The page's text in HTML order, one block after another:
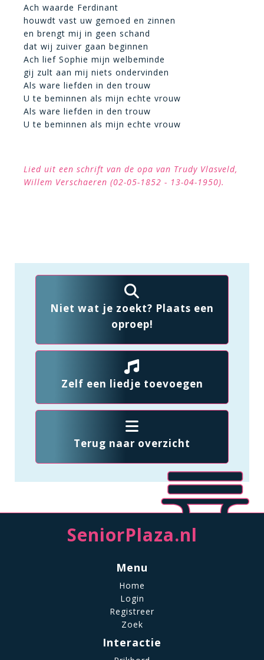
Ach waarde Ferdinant
houwdt vast uw gemoed en zinnen
en brengt mij in geen schand
dat wij zuiver gaan beginnen
Ach lief Sophie mijn welbeminde
gij zult aan mij niets ondervinden
Als ware liefden in den trouw
U te beminnen als mijn echte vrouw
Als ware liefden in den trouw
U te beminnen als mijn echte vrouw
Lied uit een schrift van de opa van Trudy Vlasveld,
Willem Verschaeren (02-05-1852 - 13-04-1950).
Niet wat je zoekt? Plaats een
oproep!
Zelf een liedje toevoegen
Terug naar overzicht
SeniorPlaza.nl
Menu
Home
Login
Registreer
Zoek
Interactie